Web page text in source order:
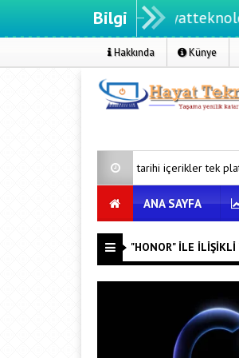
Bilgi
Hayatteknoloji.net
Hakkında Künye
tarihi içerikler tek platformda
ANA SAYFA
"HONOR" ILE İLIŞIKLI